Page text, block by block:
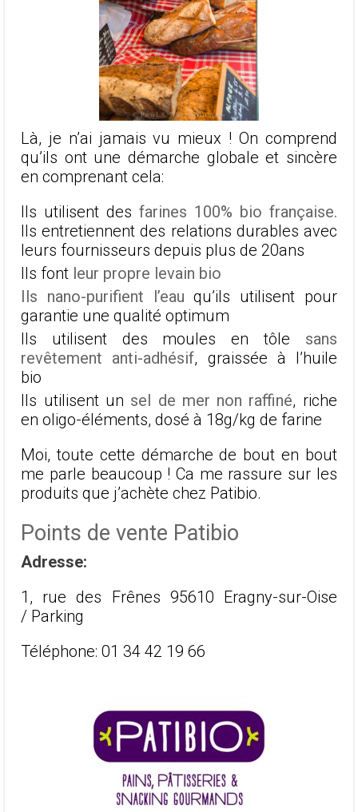
Là, je n’ai jamais vu mieux ! On comprend
qu’ils ont une démarche globale et sincère
en comprenant cela:
Ils utilisent des farines 100% bio française.
Ils entretiennent des relations durables avec
leurs fournisseurs depuis plus de 20ans
Ils font leur propre levain bio
Ils nano-purifient l’eau qu’ils utilisent pour
garantie une qualité optimum
Ils utilisent des moules en tôle sans
revêtement anti-adhésif, graissée à l’huile
bio
Ils utilisent un sel de mer non raffiné, riche
en oligo-éléments, dosé à 18g/kg de farine
Moi, toute cette démarche de bout en bout
me parle beaucoup ! Ca me rassure sur les
produits que j’achète chez Patibio.
Points de vente Patibio
Adresse:
1, rue des Frênes 95610 Eragny-sur-Oise
/ Parking
Téléphone: 01 34 42 19 66